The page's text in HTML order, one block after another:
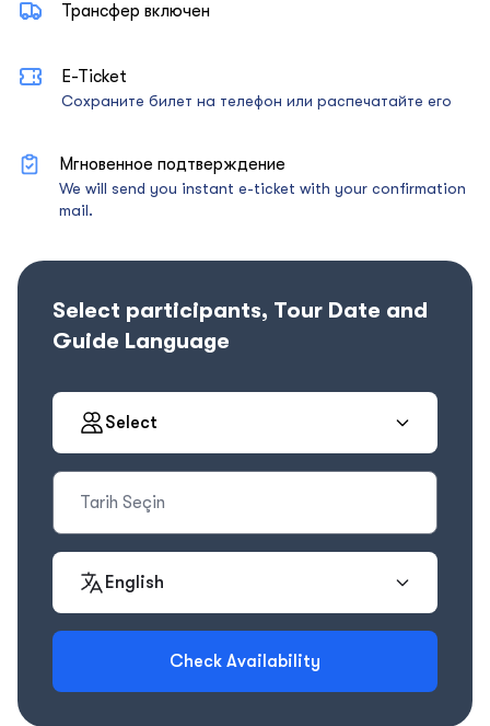
Трансфер включен
E-Ticket
Сохраните билет на телефон или распечатайте его
Мгновенное подтверждение
We will send you instant e-ticket with your confirmation
mail.
Select participants, Tour Date and
Guide Language
Select
English
Check Availability